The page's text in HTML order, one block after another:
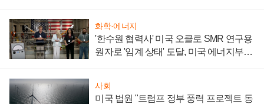
화학·에너지
'한수원 협력사' 미국 오클로 SMR 연구용
원자로 '임계 상태' 도달, 미국 에너지부
사회
미국 법원 "트럼프 정부 풍력 프로젝트 동